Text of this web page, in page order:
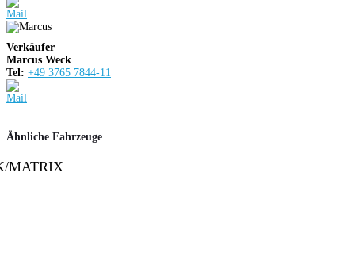
Verkäufer
Marcus Weck
Tel: +49 3765 7844-11
Ähnliche Fahrzeuge